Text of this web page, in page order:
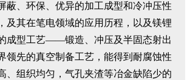
蔽、环保、优异的加工成型和冷冲压性
及其在笔电领域的应用历程，以及镁锂
成型工艺——锻造、冲压及半固态射出
领先的真空制备工艺，能得到耐腐蚀性
、组织均匀，气孔夹渣等冶金缺陷少的